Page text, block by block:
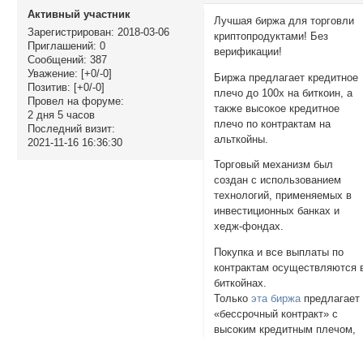
Активный участник
Зарегистрирован: 2018-03-06
Приглашений: 0
Сообщений: 387
Уважение: [+0/-0]
Позитив: [+0/-0]
Провел на форуме:
2 дня 5 часов
Последний визит:
2021-11-16 16:36:30
Лучшая биржа для торговли
криптопродуктами! Без
верификации!
Биржа предлагает кредитное
плечо до 100х на биткоин, а
также высокое кредитное
плечо по контрактам на
альткойны.
Торговый механизм был
создан с использованием
технологий, применяемых в
инвестиционных банках и
хедж-фондах.
Покупка и все выплаты по
контрактам осуществляются
биткойнах.
Толькоэта биржапредлагает
«бессрочный контракт» с
высоким кредитным плечом,